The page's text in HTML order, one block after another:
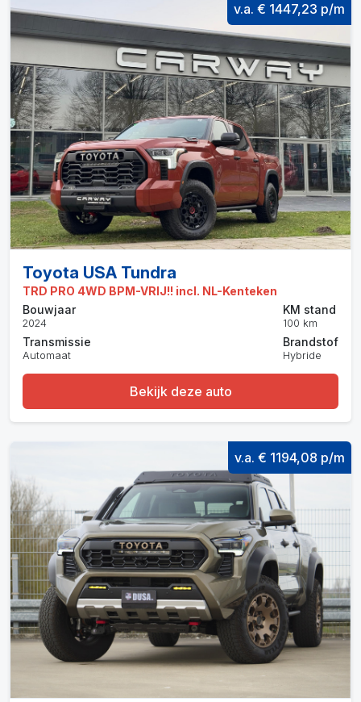
v.a. € 1447,23 p/m
Toyota USA Tundra
TRD PRO 4WD BPM-VRIJ!! incl. NL-Kenteken
Bouwjaar
2024
Transmissie
Automaat
KM stand
100 km
Brandstof
Hybride
Bekijk deze auto
v.a. € 1194,08 p/m